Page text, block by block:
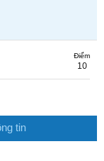
Điểm
10
tin